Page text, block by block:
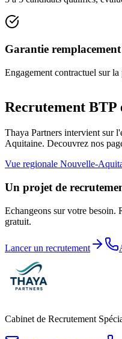
Garantie remplacement
Engagement contractuel sur
Recrutement BTP
Thaya Partners intervient sur
Aquitaine. Decouvrez nos
Vue regionale Nouvelle-
Un projet de
Echangeons sur votre besoin.
gratuit.
Lancer un recrutement
Cabinet de Recrutement